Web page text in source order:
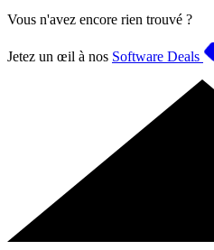
Vous n'avez encore rien trouvé ?
Jetez un œil à nos Software Deals